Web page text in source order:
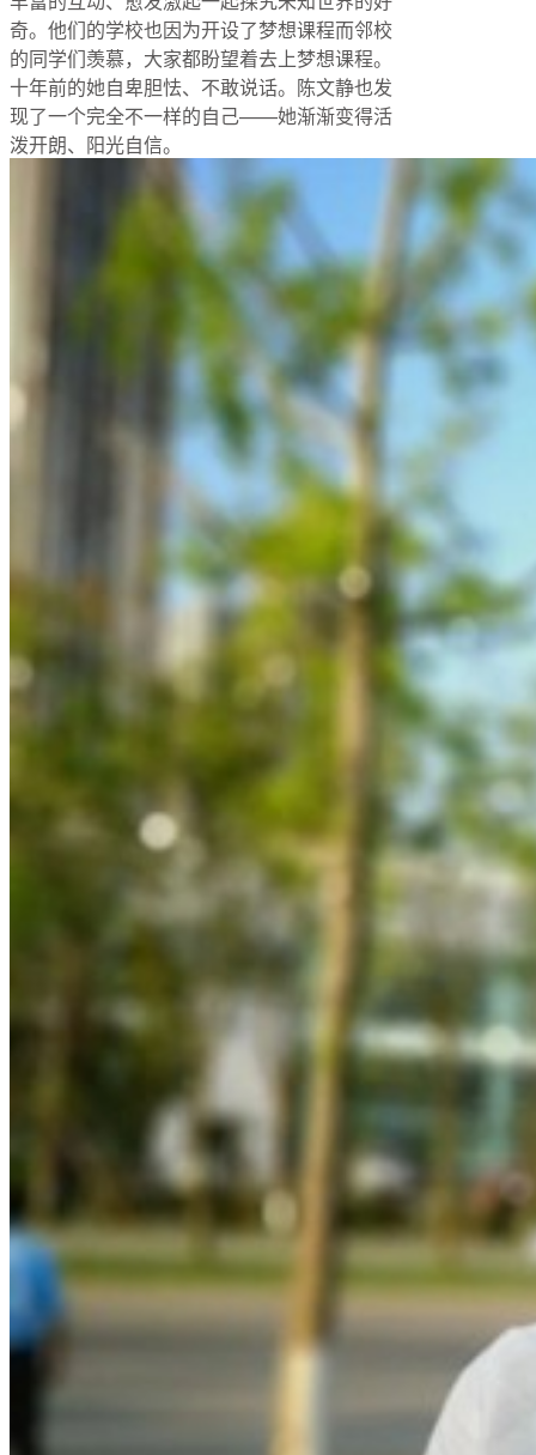
奇。他们的学校也因为开设了梦想课程而邻校
的同学们羡慕，大家都盼望着去上梦想课程。
十年前的她自卑胆怯、不敢说话。陈文静也发
现了一个完全不一样的自己——她渐渐变得活
泼开朗、阳光自信。